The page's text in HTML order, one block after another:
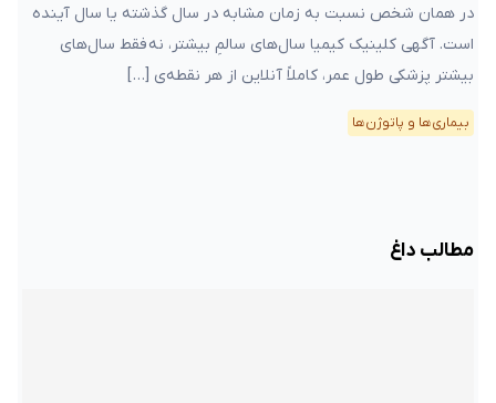
در همان شخص نسبت به زمان مشابه در سال گذشته یا سال آینده‌
است. آگهی کلینیک کیمیا سال‌های سالمِ بیشتر، نه فقط سال‌های
بیشتر پزشکی طول عمر، کاملاً آنلاین از هر نقطه‌ی […]
بیماری‌ها و پاتوژن‌ها
مطالب داغ